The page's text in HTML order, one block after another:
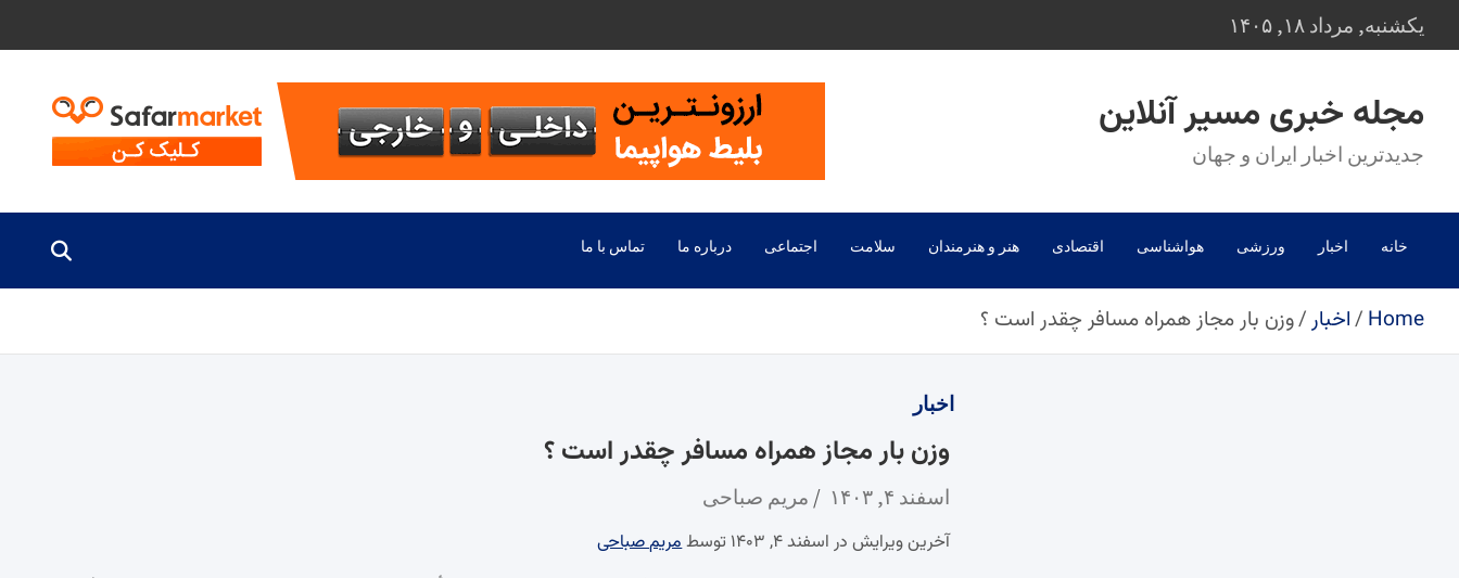
to
یکشنبه, مرداد ۱۸, ۱۴۰۵
مجله خبری مسیر آنلاین
جدیدترین اخبار ایران و جهان
خانه اخبار ورزشی هواشناسی اقتصادی هنر و هنرمندان سلامت اجتماعی درباره ما تماس با ما
Home اخبار وزن بار مجاز همراه مسافر چقدر است ؟
اخبار
وزن بار مجاز همراه مسافر چقدر است ؟
اسفند ۴, ۱۴۰۳ مریم صباحی
آخرین ویرایش در اسفند ۴, ۱۴۰۳ توسط
مریم صباحی